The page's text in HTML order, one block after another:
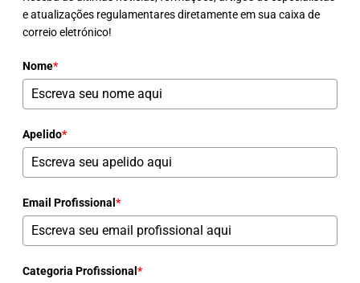
e atualizações regulamentares diretamente em sua caixa de
correio eletrónico!
Nome*
Apelido*
Email Profissional *
Categoria Profissional *